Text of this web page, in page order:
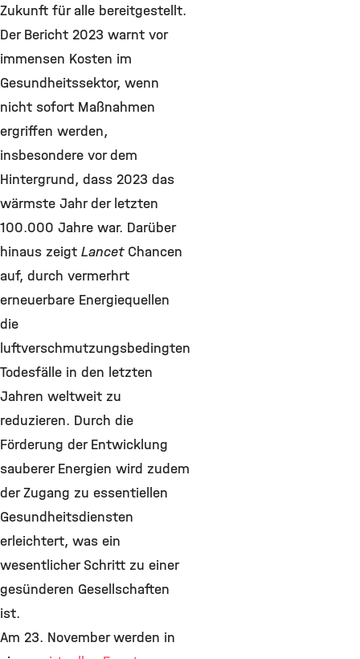
Zukunft für alle bereitgestellt.
Der Bericht 2023 warnt vor
immensen Kosten im
Gesundheitssektor, wenn
nicht sofort Maßnahmen
ergriffen werden,
insbesondere vor dem
Hintergrund, dass 2023 das
wärmste Jahr der letzten
100.000 Jahre war. Darüber
hinaus zeigt Lancet Chancen
auf, durch vermerhrt
erneuerbare Energiequellen
die
luftverschmutzungsbedingten
Todesfälle in den letzten
Jahren weltweit zu
reduzieren. Durch die
Förderung der Entwicklung
sauberer Energien wird zudem
der Zugang zu essentiellen
Gesundheitsdiensten
erleichtert, was ein
wesentlicher Schritt zu einer
gesünderen Gesellschaften
ist.
Am 23. November werden in